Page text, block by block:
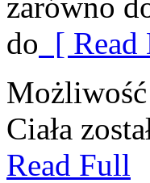
do [ Read
Ciała
Read Full